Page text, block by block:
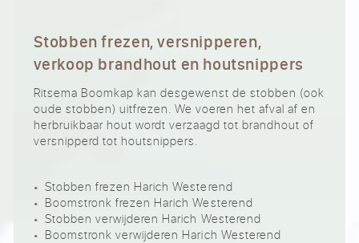
Stobben frezen, versnipperen,
verkoop brandhout en houtsnippers
Ritsema Boomkap kan desgewenst de stobben (ook
oude stobben) uitfrezen. We voeren het afval af en
herbruikbaar hout wordt verzaagd tot brandhout of
versnipperd tot houtsnippers.
Stobben frezen Harich Westerend
Boomstronk frezen Harich Westerend
Stobben verwijderen Harich Westerend
Boomstronk verwijderen Harich Westerend